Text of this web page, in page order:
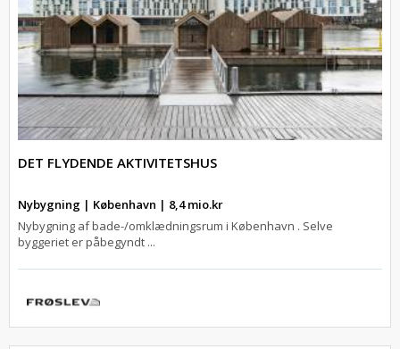
DET FLYDENDE AKTIVITETSHUS
Nybygning | København | 8,4 mio.kr
Nybygning af bade-/omklædningsrum i København . Selve
byggeriet er påbegyndt ...